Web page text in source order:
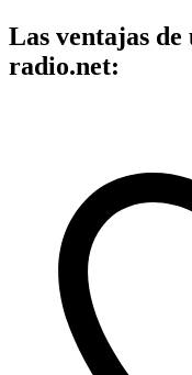
Las ventajas
radio.net: